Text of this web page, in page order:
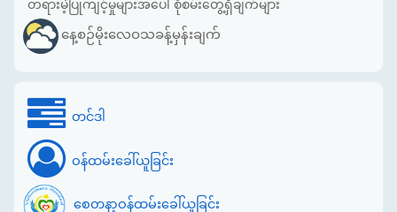
တရားမဲ့ပြုကျင့်မှုများအပေါ် စုံစမ်းတွေ့ရှိချက်များ
နေ့စဉ်မိုးလေဝသခန့်မှန်းချက်
တင်ဒါ
ဝန်ထမ်းခေါ်ယူခြင်း
စေတနာ့ဝန်ထမ်းခေါ်ယူခြင်း